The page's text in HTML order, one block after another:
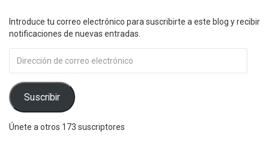
Introduce tu correo electrónico para suscribirte a este blog y recibir
notificaciones de nuevas entradas.
de
electrónico
Suscribir
Únete a otros 173 suscriptores